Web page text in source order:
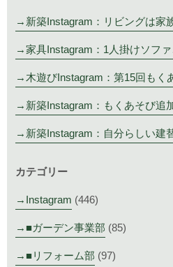
新築Instagram：リビングは家
家具Instagram：1人掛けソフ
木遊びInstagram：第15回もく
新築Instagram：もくあそび追
新築Instagram：自分らしい
カテゴリー
Instagram (446)
■ガーデン事業部 (85)
■リフォーム部 (97)